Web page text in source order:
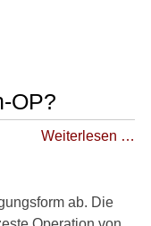
OP?
Weiterlesen …
ab. Die